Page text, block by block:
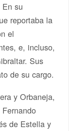
su
reportaba la
el
e, incluso,
Sus
de su cargo.
y Orbaneja,
de Estella y